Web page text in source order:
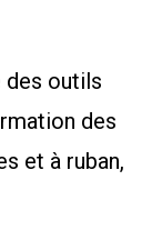
des outils
des
et à ruban,